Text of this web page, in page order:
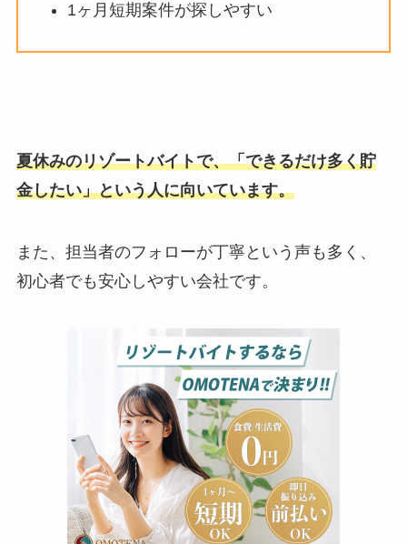
1ヶ月短期案件が探しやすい
夏休みのリゾートバイトで、「できるだけ多く貯
金したい」という人に向いています。
また、担当者のフォローが丁寧という声も多く、
初心者でも安心しやすい会社です。